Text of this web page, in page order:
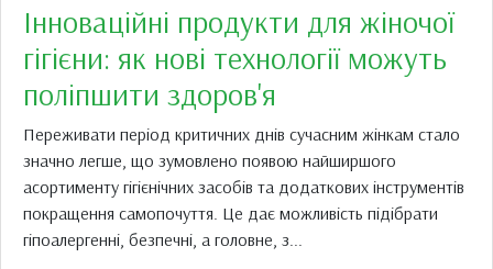
Інноваційні продукти для жіночої
гігієни: як нові технології можуть
поліпшити здоров'я
Переживати період критичних днів сучасним жінкам стало
значно легше, що зумовлено появою найширшого
асортименту гігієнічних засобів та додаткових інструментів
покращення самопочуття. Це дає можливість підібрати
гіпоалергенні, безпечні, а головне, з...